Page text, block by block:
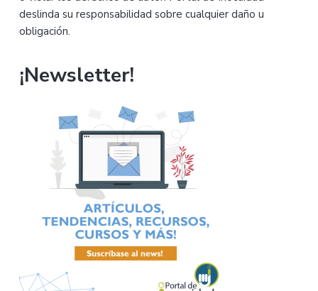
deslinda su responsabilidad sobre cualquier daño u
obligación.
¡Newsletter!